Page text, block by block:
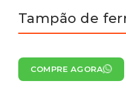
Tampão de
COMPRE AGORA